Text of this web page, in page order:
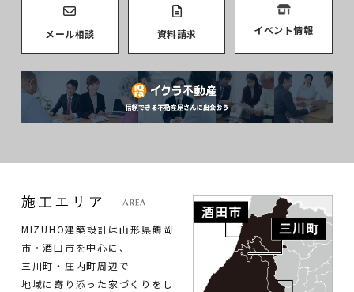
メール相談 資料請求 イベント情報
MIZUHO建築設計は山形県鶴岡
市・酒田市を中心に、
三川町・庄内町周辺で
地域に寄り添った家づくりをし